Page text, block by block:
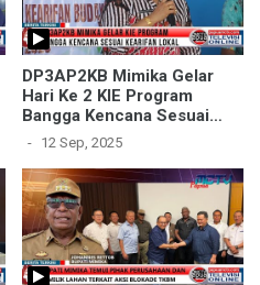
DP3AP2KB Mimika Gelar
Hari Ke 2 KIE Program
Bangga Kencana Sesuai
Kearifan Lokal
12 Sep, 2025